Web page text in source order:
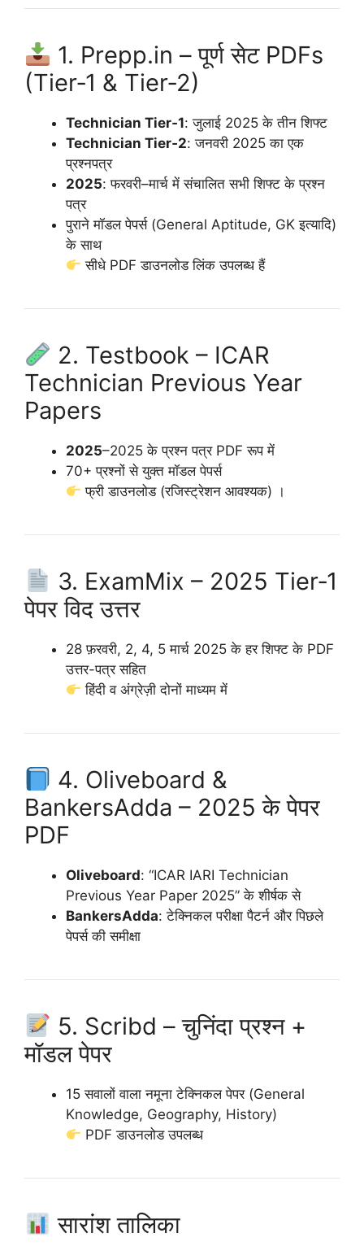
1. Prepp.in – पूर्ण सेट PDFs
(Tier‑1 & Tier‑2)
Technician Tier‑1: जुलाई 2025 के तीन शिफ्ट
Technician Tier‑2: जनवरी 2025 का एक
प्रश्नपत्र
2025: फरवरी–मार्च में संचालित सभी शिफ्ट के प्रश्न
पत्र
पुराने मॉडल पेपर्स (General Aptitude, GK इत्यादि)
के साथ
सीधे PDF डाउनलोड लिंक उपलब्ध हैं
2. Testbook – ICAR
Technician Previous Year
Papers
2025–2025 के प्रश्न पत्र PDF रूप में
70+ प्रश्नों से युक्त मॉडल पेपर्स
फ्री डाउनलोड (रजिस्ट्रेशन आवश्यक) ।
3. ExamMix – 2025 Tier‑1
पेपर विद उत्तर
28 फ़रवरी, 2, 4, 5 मार्च 2025 के हर शिफ्ट के PDF
उत्तर-पत्र सहित
हिंदी व अंग्रेज़ी दोनों माध्यम में
4. Oliveboard &
BankersAdda – 2025 के पेपर
PDF
Oliveboard: “ICAR IARI Technician
Previous Year Paper 2025” के शीर्षक से
BankersAdda: टेक्निकल परीक्षा पैटर्न और पिछले
पेपर्स की समीक्षा
5. Scribd – चुनिंदा प्रश्न +
मॉडल पेपर
15 सवालों वाला नमूना टेक्निकल पेपर (General
Knowledge, Geography, History)
PDF डाउनलोड उपलब्ध
सारांश तालिका